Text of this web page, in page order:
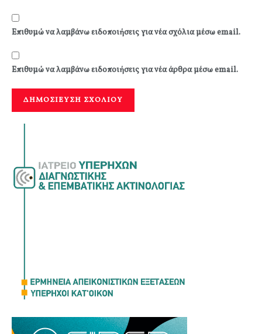
Επιθυμώ να λαμβάνω ειδοποιήσεις για νέα σχόλια μέσω email.
Επιθυμώ να λαμβάνω ειδοποιήσεις για νέα άρθρα μέσω email.